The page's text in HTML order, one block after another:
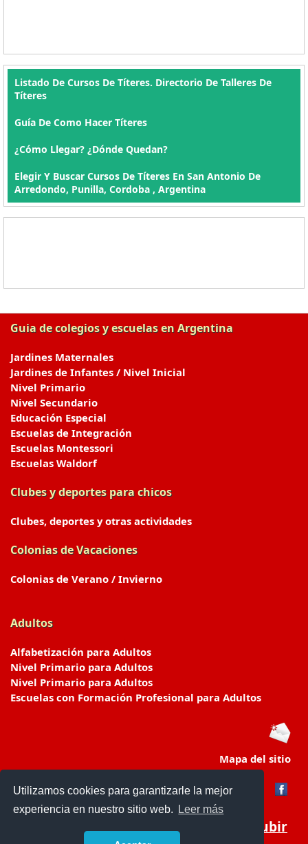
Utilizamos cookies para garantizarle la mejor
experiencia en nuestro sitio web.
Leer más
Listado De Cursos De Títeres. Directorio De Talleres De
Títeres
Guía De Como Hacer Títeres
¿Cómo Llegar? ¿Dónde Quedan?
Elegir Y Buscar Cursos De Títeres En San Antonio De
Arredondo, Punilla, Cordoba , Argentina
Guia de colegios y escuelas en Argentina
Jardines Maternales
Jardines de Infantes / Nivel Inicial
Nivel Primario
Nivel Secundario
Educación Especial
Escuelas de Integración
Escuelas Montessori
Escuelas Waldorf
Clubes y deportes para chicos
Clubes, deportes y otras actividades
Colonias de Vacaciones
Colonias de Verano / Invierno
Adultos
Alfabetización para Adultos
Nivel Primario para Adultos
Nivel Primario para Adultos
Escuelas con Formación Profesional para Adultos
Mapa del sitio
Subir